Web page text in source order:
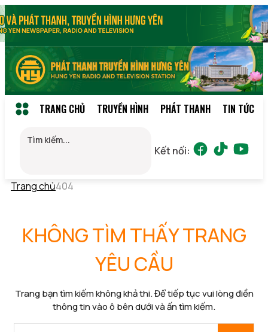
TRANG CHỦ TRUYỀN HÌNH PHÁT THANH TIN TỨC
Kết nối:
Trang chủ404
KHÔNG TÌM THẤY TRANG
YÊU CẦU
Trang bạn tìm kiếm không khả thi. Để tiếp tục vui lòng điền
thông tin vào ô bên dưới và ấn tìm kiếm.